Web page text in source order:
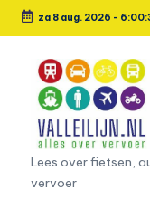
Ga
inhoud
za 8 aug. 2026 -
L
e
Lees over fietsen,
vervoer